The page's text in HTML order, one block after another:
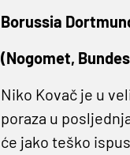
Borussia
(Nogomet,
Niko Kovač je u
poraza u
će jako teško